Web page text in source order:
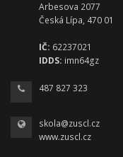
Arbesova 2077
Česká Lípa, 470 01
IČ: 62237021
IDDS: imn64gz
487 827 323
skola@zuscl.cz
www.zuscl.cz